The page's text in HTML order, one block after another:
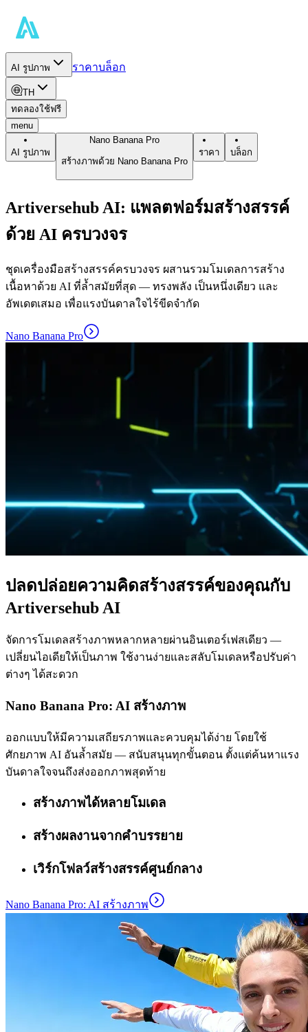
AI รูปภาพ ราคาบล็อก
TH
ทดลองใช้ฟรี
menu
AI รูปภาพ
Nano Banana Pro
สร้างภาพด้วย Nano Banana Pro
ราคา บล็อก
Artiversehub AI: แพลตฟอร์มสร้างสรรค์
ด้วย AI ครบวงจร
ชุดเครื่องมือสร้างสรรค์ครบวงจร ผสานรวมโมเดลการสร้าง
เนื้อหาด้วย AI ที่ล้ำสมัยที่สุด — ทรงพลัง เป็นหนึ่งเดียว และ
อัพเดตเสมอ เพื่อแรงบันดาลใจไร้ขีดจำกัด
Nano Banana Pro
ปลดปล่อยความคิดสร้างสรรค์ของคุณกับ
Artiversehub AI
จัดการโมเดลสร้างภาพหลากหลายผ่านอินเตอร์เฟสเดียว —
เปลี่ยนไอเดียให้เป็นภาพ ใช้งานง่ายและสลับโมเดลหรือปรับค่า
ต่างๆ ได้สะดวก
Nano Banana Pro: AI สร้างภาพ
ออกแบบให้มีความเสถียรภาพและควบคุมได้ง่าย โดยใช้
ศักยภาพ AI อันล้ำสมัย — สนับสนุนทุกขั้นตอน ตั้งแต่ค้นหาแรง
บันดาลใจจนถึงส่งออกภาพสุดท้าย
สร้างภาพได้หลายโมเดล
สร้างผลงานจากคำบรรยาย
เวิร์กโฟลว์สร้างสรรค์ศูนย์กลาง
Nano Banana Pro: AI สร้างภาพ